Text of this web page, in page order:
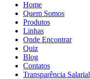
Home
Quem Somos
Produtos
Linhas
Onde Encontrar
Quiz
Blog
Contatos
Transparência Salarial